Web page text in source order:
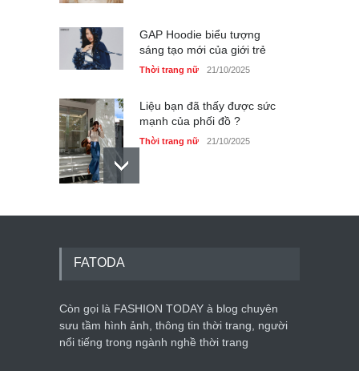
GAP Hoodie biểu tượng
sáng tạo mới của giới trẻ
Thời trang nữ 21/10/2025
Liệu bạn đã thấy được sức
mạnh của phối đồ ?
Thời trang nữ 21/10/2025
Dàn túi hiệu ‘ xịn sò’ của nữ
Mẫu áo khoác đẹp cho phụ
nữ 40+
FATODA
Còn gọi là FASHION TODAY à blog chuyên
sưu tầm hình ảnh, thông tin thời trang, người
nổi tiếng trong ngành nghề thời trang